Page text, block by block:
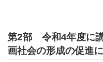
第2部 令和4年度に
画社会の形成の促進